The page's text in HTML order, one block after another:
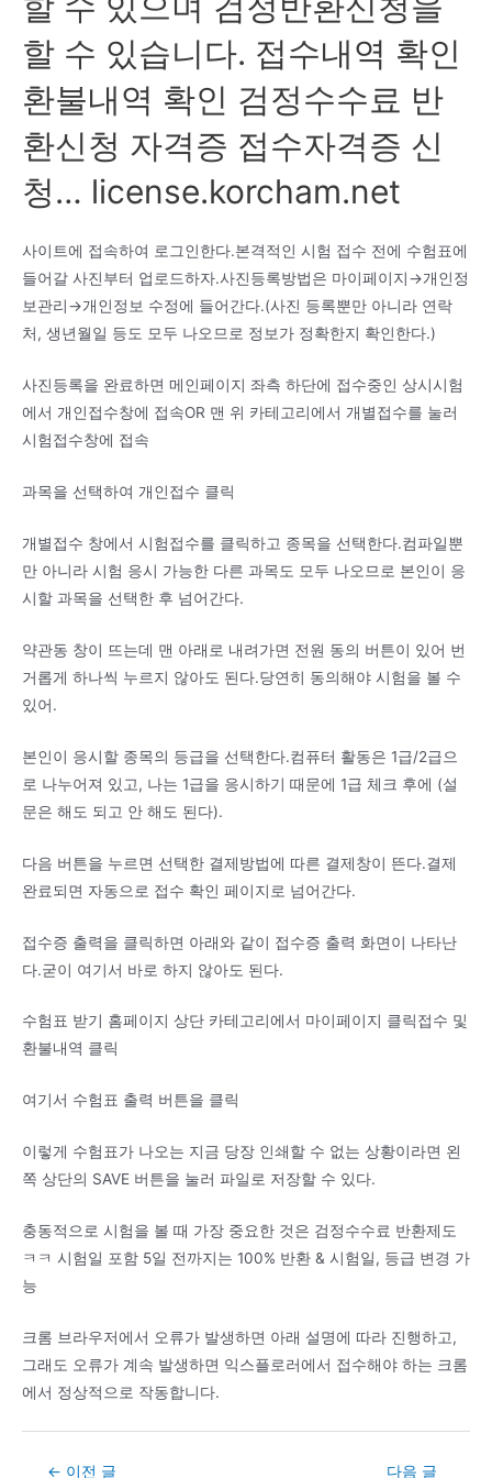
할 수 있습니다. 접수내역 확인
환불내역 확인 검정수수료 반
환신청 자격증 접수자격증 신
청… license.korcham.net
사이트에 접속하여 로그인한다.본격적인 시험 접수 전에 수험표에
들어갈 사진부터 업로드하자.사진등록방법은 마이페이지→개인정
보관리→개인정보 수정에 들어간다.(사진 등록뿐만 아니라 연락
처, 생년월일 등도 모두 나오므로 정보가 정확한지 확인한다.)
사진등록을 완료하면 메인페이지 좌측 하단에 접수중인 상시시험
에서 개인접수창에 접속OR 맨 위 카테고리에서 개별접수를 눌러
시험접수창에 접속
과목을 선택하여 개인접수 클릭
개별접수 창에서 시험접수를 클릭하고 종목을 선택한다.컴파일뿐
만 아니라 시험 응시 가능한 다른 과목도 모두 나오므로 본인이 응
시할 과목을 선택한 후 넘어간다.
약관동 창이 뜨는데 맨 아래로 내려가면 전원 동의 버튼이 있어 번
거롭게 하나씩 누르지 않아도 된다.당연히 동의해야 시험을 볼 수
있어.
본인이 응시할 종목의 등급을 선택한다.컴퓨터 활동은 1급/2급으
로 나누어져 있고, 나는 1급을 응시하기 때문에 1급 체크 후에 (설
문은 해도 되고 안 해도 된다).
다음 버튼을 누르면 선택한 결제방법에 따른 결제창이 뜬다.결제
완료되면 자동으로 접수 확인 페이지로 넘어간다.
접수증 출력을 클릭하면 아래와 같이 접수증 출력 화면이 나타난
다.굳이 여기서 바로 하지 않아도 된다.
수험표 받기 홈페이지 상단 카테고리에서 마이페이지 클릭접수 및
환불내역 클릭
여기서 수험표 출력 버튼을 클릭
이렇게 수험표가 나오는 지금 당장 인쇄할 수 없는 상황이라면 왼
쪽 상단의 SAVE 버튼을 눌러 파일로 저장할 수 있다.
충동적으로 시험을 볼 때 가장 중요한 것은 검정수수료 반환제도
ㅋㅋ 시험일 포함 5일 전까지는 100% 반환 & 시험일, 등급 변경 가
능
크롬 브라우저에서 오류가 발생하면 아래 설명에 따라 진행하고,
그래도 오류가 계속 발생하면 익스플로러에서 접수해야 하는 크롬
에서 정상적으로 작동합니다.
Post← 이전 글
다음 글